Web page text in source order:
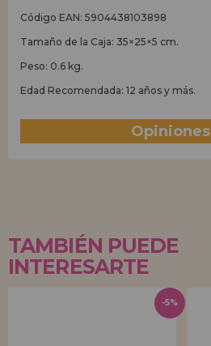
Código EAN: 5904438103898
Tamaño de la Caja: 35×25×5 cm.
Peso: 0.6 kg.
Edad Recomendada: 12 años y más.
Opiniones
TAMBIÉN PUEDE
INTERESARTE
-5%